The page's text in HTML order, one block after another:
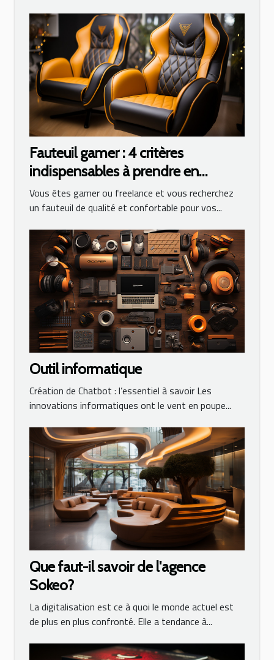
Fauteuil gamer : 4 critères
indispensables à prendre en
compte lors de son choix
Vous êtes gamer ou freelance et vous recherchez
un fauteuil de qualité et confortable pour vos...
Outil informatique
Création de Chatbot : l’essentiel à savoir Les
innovations informatiques ont le vent en poupe...
Que faut-il savoir de l'agence
Sokeo?
La digitalisation est ce à quoi le monde actuel est
de plus en plus confronté. Elle a tendance à...